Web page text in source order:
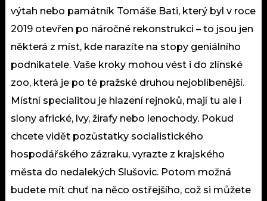
výtah nebo památník Tomáše Bati, který byl v roce
2019 otevřen po náročné rekonstrukci – to jsou jen
některá z míst, kde narazíte na stopy geniálního
podnikatele. Vaše kroky mohou vést i do zlínské
zoo, která je po té pražské druhou nejoblíbenější.
Místní specialitou je hlazení rejnoků, mají tu ale i
slony africké, lvy, žirafy nebo lenochody. Pokud
chcete vidět pozůstatky socialistického
hospodářského zázraku, vyrazte z krajského
města do nedalekých Slušovic. Potom možná
budete mít chuť na něco ostřejšího, což si můžete